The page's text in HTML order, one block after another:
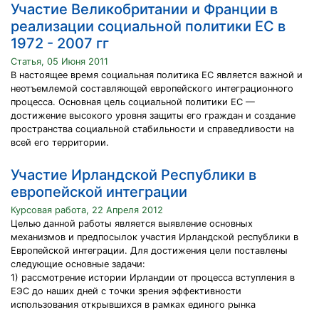
Участие Великобритании и Франции в
реализации социальной политики ЕС в
1972 - 2007 гг
Статья, 05 Июня 2011
В настоящее время социальная политика ЕС является важной и
неотъемлемой составляющей европейского интеграционного
процесса. Основная цель социальной политики ЕС —
достижение высокого уровня защиты его граждан и создание
пространства социальной стабильности и справедливости на
всей его территории.
Участие Ирландской Республики в
европейской интеграции
Курсовая работа, 22 Апреля 2012
Целью данной работы является выявление основных
механизмов и предпосылок участия Ирландской республики в
Европейской интеграции. Для достижения цели поставлены
следующие основные задачи:
1) рассмотрение истории Ирландии от процесса вступления в
ЕЭС до наших дней с точки зрения эффективности
использования открывшихся в рамках единого рынка